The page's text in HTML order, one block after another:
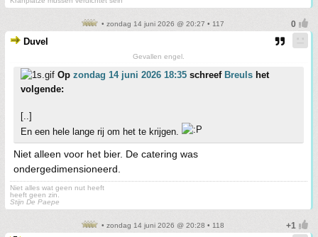
• zondag 14 juni 2026 @ 20:27 • 117
Duvel
Gevallen engel.
Op zondag 14 juni 2026 18:35 schreef Breuls het
volgende:
[..]
En een hele lange rij om het te krijgen.
Niet alleen voor het bier. De catering was
ondergedimensioneerd.
Niet alles wat geen nut heeft
heeft geen zin.
Stijn De Paepe
• zondag 14 juni 2026 @ 20:28 • 118